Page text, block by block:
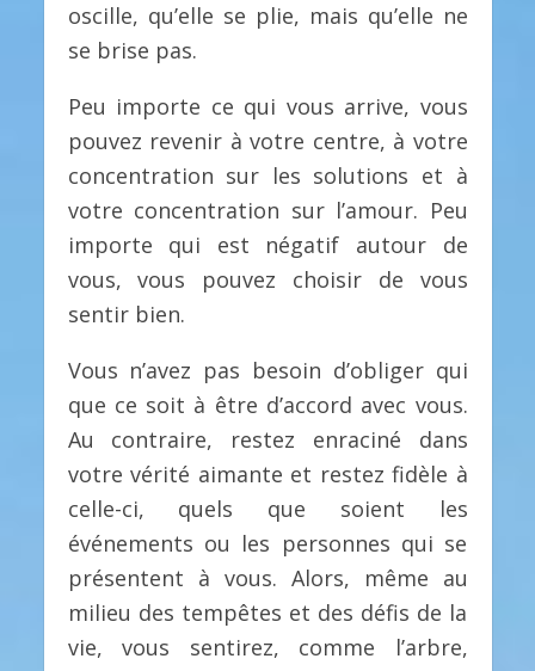
oscille, qu’elle se plie, mais qu’elle ne
se brise pas.
Peu importe ce qui vous arrive, vous
pouvez revenir à votre centre, à votre
concentration sur les solutions et à
votre concentration sur l’amour. Peu
importe qui est négatif autour de
vous, vous pouvez choisir de vous
sentir bien.
Vous n’avez pas besoin d’obliger qui
que ce soit à être d’accord avec vous.
Au contraire, restez enraciné dans
votre vérité aimante et restez fidèle à
celle-ci, quels que soient les
événements ou les personnes qui se
présentent à vous. Alors, même au
milieu des tempêtes et des défis de la
vie, vous sentirez, comme l’arbre,